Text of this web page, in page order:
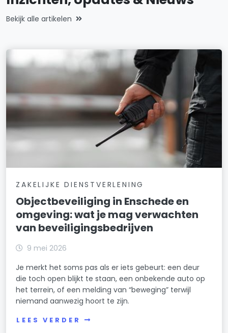
Bekijk alle artikelen
ZAKELIJKE DIENSTVERLENING
Objectbeveiliging in Enschede en
omgeving: wat je mag verwachten
van beveiligingsbedrijven
9 mei 2026
Je merkt het soms pas als er iets gebeurt: een deur
die toch open blijkt te staan, een onbekende auto op
het terrein, of een melding van “beweging” terwijl
niemand aanwezig hoort te zijn.
LEES VERDER